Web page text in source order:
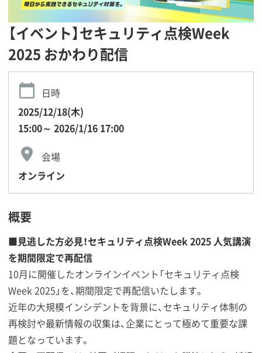
【イベント】セキュリティ点検Week
2025 おかわり配信
日時
2025/12/18(木)
15:00～ 2026/1/16 17:00
会場
オンライン
概要
■見逃した方必見！セキュリティ点検Week 2025 人気講演
を期間限定で再配信
10月に開催したオンラインイベント「セキュリティ点検
Week 2025」を、期間限定で再配信いたします。
近年の大規模インシデントを背景に、セキュリティ体制の
再検討や最新情報の収集は、企業にとって極めて重要な課
題となっています。